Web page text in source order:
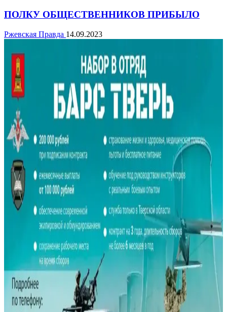
ПОЛКУ ОБЩЕСТВЕННИКОВ ПРИБЫЛО
Ржевская Правда 14.09.2023